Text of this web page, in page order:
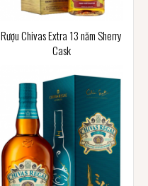
Rượu Chivas Extra 13 năm Sherry
Cask